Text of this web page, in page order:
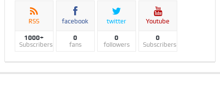
RSS
1000+
Subscribers
facebook
0
fans
twitter
0
followers
Youtube
0
Subscribers